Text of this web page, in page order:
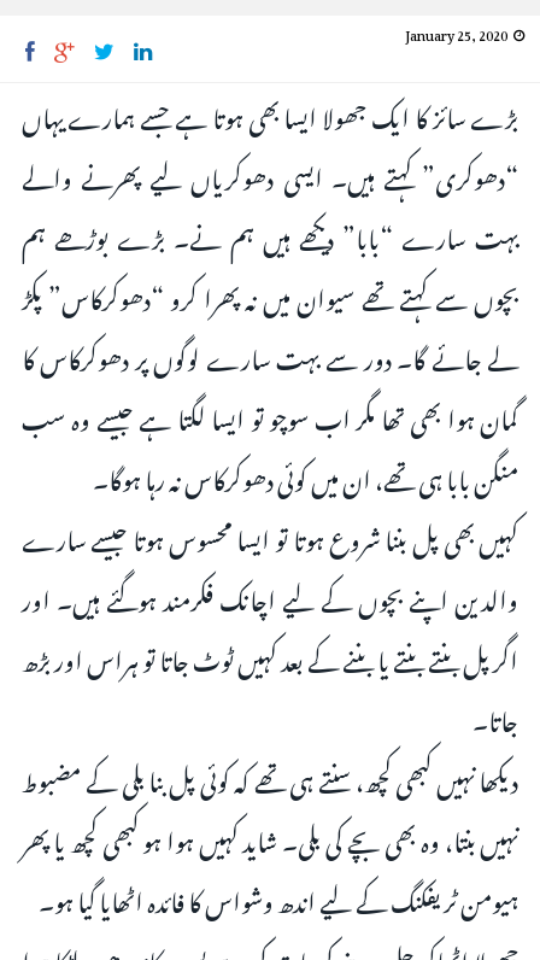
January 25, 2020
بڑے سائز کا ایک جھولا ایسا بھی ہوتا ہے جسے ہمارے یہاں
“دھوکری” کہتے ہیں۔ ایسی دھوکریاں لیے پھرنے والے
بہت سارے “بابا” دیکھے ہیں ہم نے۔ بڑے بوڑھے ہم
بچوں سے کہتے تھے سیوان میں نہ پھرا کرو “دھوکرکاس” پکڑ
لے جائے گا۔ دور سے بہت سارے لوگوں پر دھوکرکاس کا
گمان ہوا بھی تھا مگر اب سوچو تو ایسا لگتا ہے جیسے وہ سب
منگن بابا ہی تھے، ان میں کوئی دھوکرکاس نہ رہا ہوگا۔
کہیں بھی پل بننا شروع ہوتا تو ایسا محسوس ہوتا جیسے سارے
والدین اپنے بچوں کے لیے اچانک فکرمند ہوگئے ہیں۔ اور
اگر پل بنتے بنتے یا بننے کے بعد کہیں ٹوٹ جاتا تو ہراس اور بڑھ
جاتا۔
دیکھا نہیں کبھی کچھ، سنتے ہی تھے کہ کوئی پل بنا بلی کے مضبوط
نہیں بنتا، وہ بھی بچے کی بلی۔ شاید کہیں ہوا ہو کبھی کچھ یا پھر
ہیومن ٹریفکنگ کے لیے اندھ وشواس کا فائدہ اٹھایا گیا ہو۔